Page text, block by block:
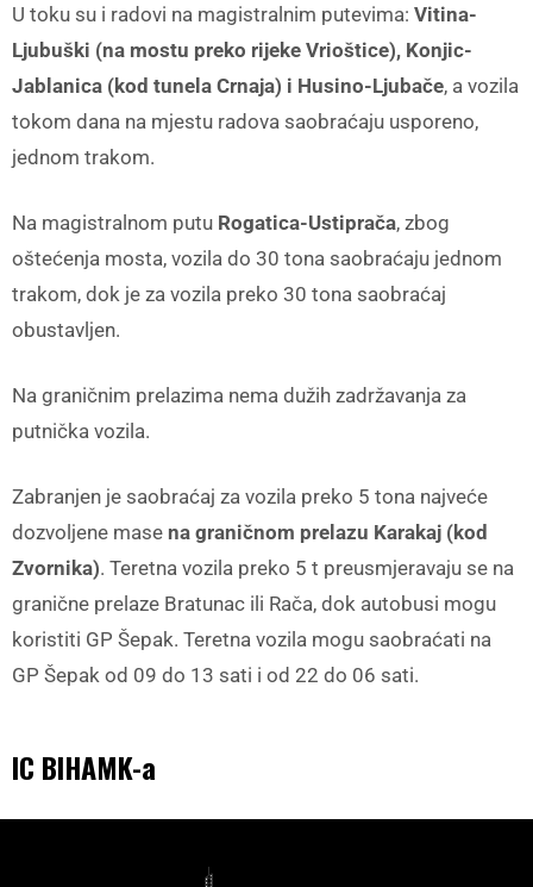
U toku su i radovi na magistralnim putevima: Vitina-
Ljubuški (na mostu preko rijeke Vrioštice), Konjic-
Jablanica (kod tunela Crnaja) i Husino-Ljubače, a vozila
tokom dana na mjestu radova saobraćaju usporeno,
jednom trakom.
Na magistralnom putu Rogatica-Ustiprača, zbog
oštećenja mosta, vozila do 30 tona saobraćaju jednom
trakom, dok je za vozila preko 30 tona saobraćaj
obustavljen.
Na graničnim prelazima nema dužih zadržavanja za
putnička vozila.
Zabranjen je saobraćaj za vozila preko 5 tona najveće
dozvoljene mase na graničnom prelazu Karakaj (kod
Zvornika). Teretna vozila preko 5 t preusmjeravaju se na
granične prelaze Bratunac ili Rača, dok autobusi mogu
koristiti GP Šepak. Teretna vozila mogu saobraćati na
GP Šepak od 09 do 13 sati i od 22 do 06 sati.
IC BIHAMK-a